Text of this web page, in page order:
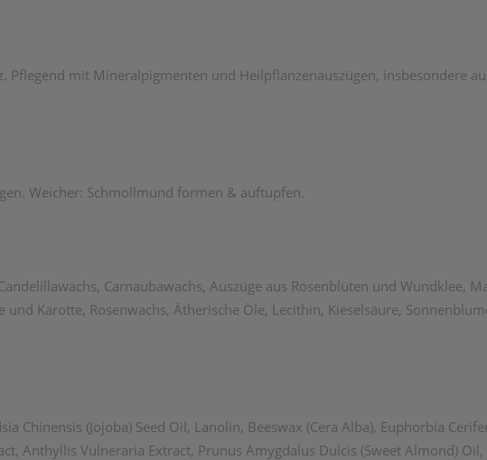
Pflegend mit Mineralpigmenten und Heilpflanzenauszügen, insbesondere
Weicher: Schmollmund formen & auftupfen.
Carnaubawachs, Auszüge aus Rosenblüten und Wundklee,
und Karotte, Rosenwachs, Ätherische Öle, Lecithin, Kieselsäure,
Chinensis (Jojoba) Seed Oil, Lanolin, Beeswax (Cera Alba), Euphorbia
Anthyllis Vulneraria Extract, Prunus Amygdalus Dulcis (Sweet Almond)